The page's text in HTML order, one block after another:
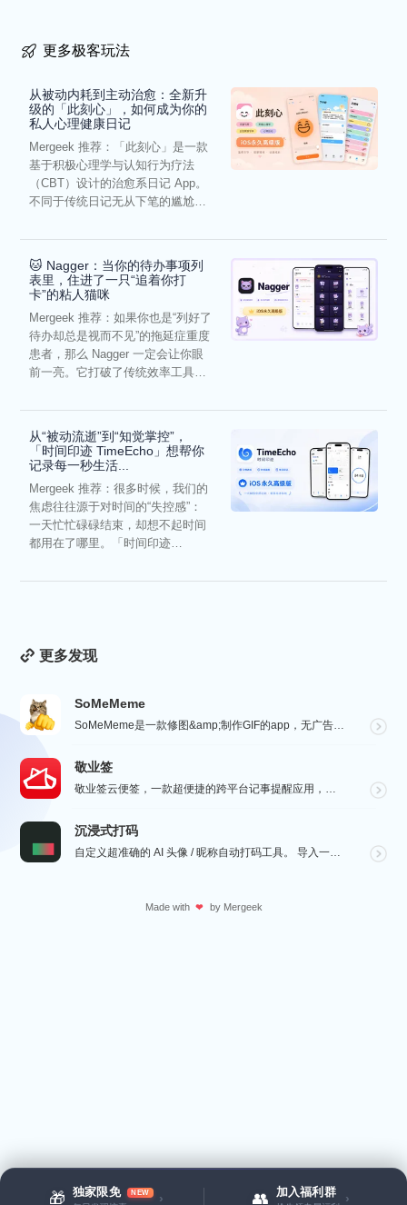
🎁 独家限免 NEW › 👥 加入福利群 ›
更多极客玩法
从被动内耗到主动治愈：全新升
级的「此刻心」，如何成为你的
私人心理健康日记
Mergeek 推荐：「此刻心」是一款
基于积极心理学与认知行为疗法
（CBT）设计的治愈系日记 App。
不同于传统日记无从下笔的尴尬，
🐱 Nagger：当你的待办事项列
表里，住进了一只“追着你打
卡”的粘人猫咪
Mergeek 推荐：如果你也是“列好了
待办却总是视而不见”的拖延症重度
患者，那么 Nagger 一定会让你眼
前一亮。它打破了传统效率工具冰
从“被动流逝”到“知觉掌控”，
「时间印迹 TimeEcho」想帮你
记录每一秒生活...
Mergeek 推荐：很多时候，我们的
焦虑往往源于对时间的“失控感”：
一天忙忙碌碌结束，却想不起时间
都用在了哪里。「时间印迹
更多发现
SoMeMeme
SoMeMeme是一款修图&amp;制作GIF的app，无广告，无水印，专注于修图和将你相册中的视频...
敬业签
敬业签云便签，一款超便捷的跨平台记事提醒应用，电脑手机云同步，覆盖多系统。它不仅是个性化便签，更是智...
沉浸式打码
自定义超准确的 AI 头像 / 昵称自动打码工具。 导入一张微信聊天截图，或者抖音/小红书/微博评论...
Made with ❤ by Mergeek